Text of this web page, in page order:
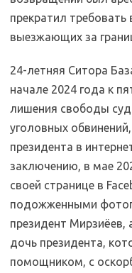
прекратил
выезжающих за
24-летняя Ситора
начале 2024 года к
лишения свободы
уголовных
президента в
заключению, в мае
своей странице в
подожженными
президент
дочь президента,
помощником, с